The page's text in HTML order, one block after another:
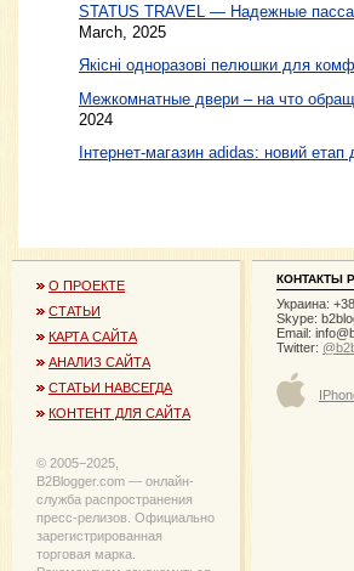
STATUS TRAVEL — Надежные
March, 2025
Якісні одноразові пелюшки для
Межкомнатные двери – на что
2024
Інтернет-магазин adidas: новий етап
О ПРОЕКТЕ
СТАТЬИ
КАРТА САЙТА
АНАЛИЗ САЙТА
СТАТЬИ НАВСЕГДА
КОНТЕНТ ДЛЯ САЙТА
© 2005−2025,
B2Blogger.com — онлайн-
служба распространения
пресс-релизов. Официально
зарегистрированная
торговая марка.
КОНТАКТЫ
Украина:
Skype:
Email:
Twitter: